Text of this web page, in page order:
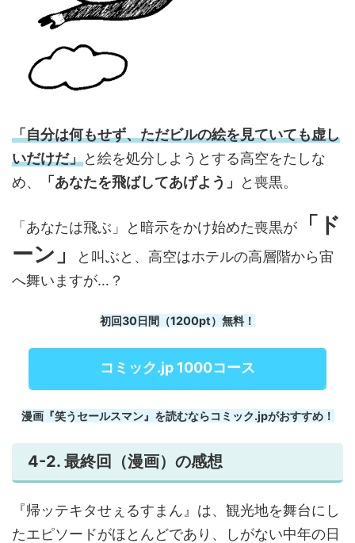
「自分は何もせず、ただビルの絵を見ていても虚し
いだけだ」と絵を処分しようとする高空をたしな
め、
「あなたを飛ばしてあげよう」 と喪黒。
「あなたは飛ぶ」と暗示をかけ始めた喪黒が
「ド
ーン」
と叫ぶと、高空はホテルの高層階から宙
へ舞いますが…？
初回30日間（1200pt）無料！
コミック.jp 1000コース
漫画『笑うセールスマン』を読むならコミック.jpがおすすめ！
4-2. 最終回（漫画）の感想
『帰ッテキタせぇるすまん』は、観光地を舞台にし
たエピソードがほとんどであり、しがない中年の日